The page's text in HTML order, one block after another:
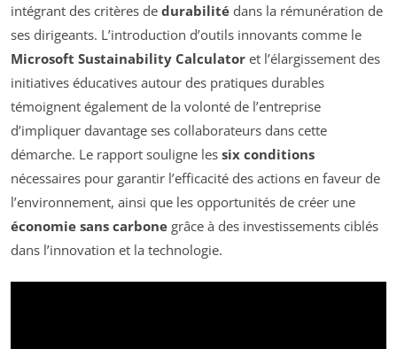
intégrant des critères de durabilité dans la rémunération de
ses dirigeants. L’introduction d’outils innovants comme le
Microsoft Sustainability Calculator et l’élargissement des
initiatives éducatives autour des pratiques durables
témoignent également de la volonté de l’entreprise
d’impliquer davantage ses collaborateurs dans cette
démarche. Le rapport souligne les six conditions
nécessaires pour garantir l’efficacité des actions en faveur de
l’environnement, ainsi que les opportunités de créer une
économie sans carbone grâce à des investissements ciblés
dans l’innovation et la technologie.